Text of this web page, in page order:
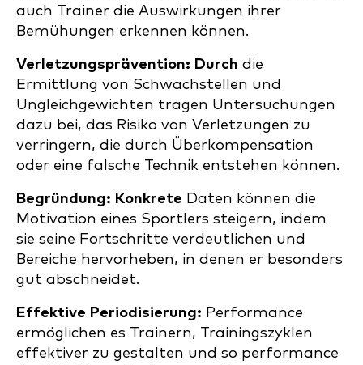
auch Trainer die Auswirkungen ihrer
Bemühungen erkennen können.
Verletzungsprävention: Durch die
Ermittlung von Schwachstellen und
Ungleichgewichten tragen Untersuchungen
dazu bei, das Risiko von Verletzungen zu
verringern, die durch Überkompensation
oder eine falsche Technik entstehen können.
Begründung: Konkrete Daten können die
Motivation eines Sportlers steigern, indem
sie seine Fortschritte verdeutlichen und
Bereiche hervorheben, in denen er besonders
gut abschneidet.
Effektive Periodisierung: Performance
ermöglichen es Trainern, Trainingszyklen
effektiver zu gestalten und so performance